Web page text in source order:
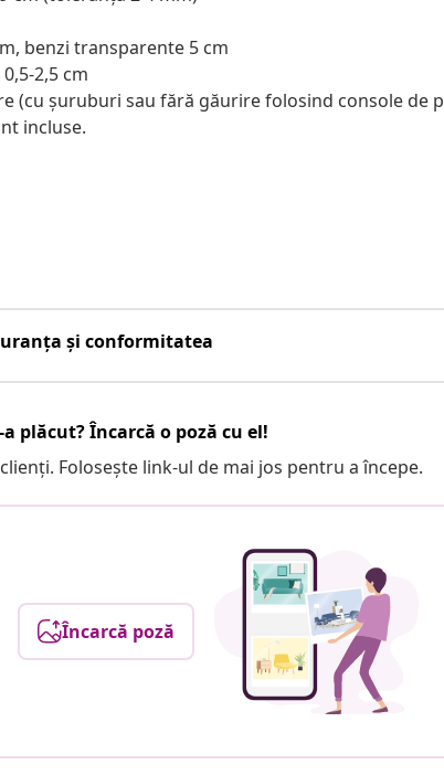
benzi transparente 5 cm
2,5 cm
(cu șuruburi sau fără găurire folosind console de
incluse.
și conformitatea
plăcut? Încarcă o poză cu el!
Folosește link-ul de mai jos pentru a începe.
Încarcă poză